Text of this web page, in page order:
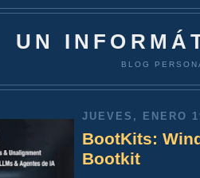
UN
BLOG
JUEVES, ENERO
BootKits:
Bootkit